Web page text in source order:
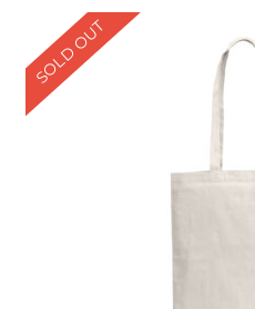
SOLD OUT